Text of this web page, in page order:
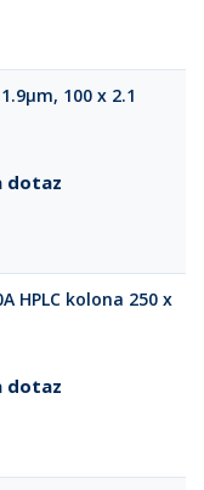
100 x 2.1
dotaz
HPLC kolona 250 x
dotaz